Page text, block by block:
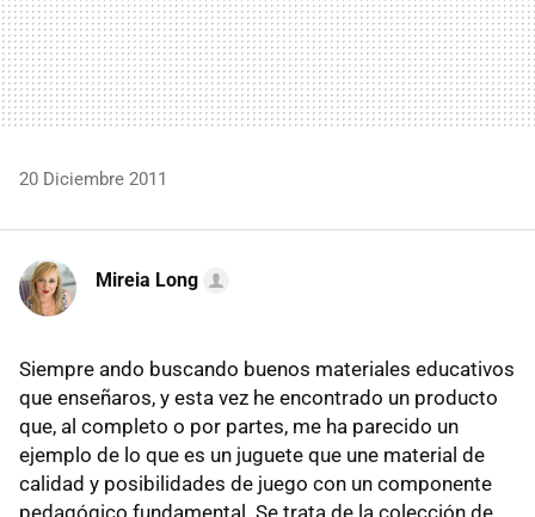
20 Diciembre 2011
Mireia Long
Siempre ando buscando buenos materiales educativos
que enseñaros, y esta vez he encontrado un producto
que, al completo o por partes, me ha parecido un
ejemplo de lo que es un juguete que une material de
calidad y posibilidades de juego con un componente
pedagógico fundamental. Se trata de la colección de